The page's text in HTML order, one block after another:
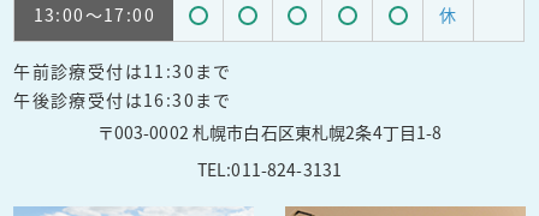
付
能
付
付
付
付
付
13:00～17:00
受
付
可
能
受
能
受
能
受
能
受
能
休
午前診療受付は11:30まで
午後診療受付は16:30まで
〒003-0002 札幌市白石区東札幌2条4丁目1-8
TEL:011-824-3131